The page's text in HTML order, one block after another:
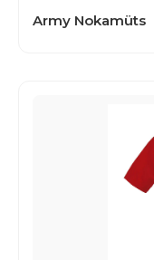
Army Nokamüts